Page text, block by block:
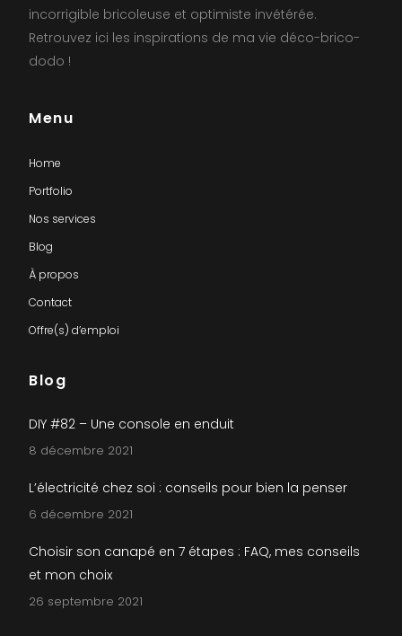
incorrigible bricoleuse et optimiste invétérée.
Retrouvez ici les inspirations de ma vie déco-brico-
dodo !
Menu
Home
Portfolio
Nos services
Blog
À propos
Contact
Offre(s) d’emploi
Blog
DIY #82 – Une console en enduit
8 décembre 2021
L’électricité chez soi : conseils pour bien la penser
6 décembre 2021
Choisir son canapé en 7 étapes : FAQ, mes conseils
et mon choix
26 septembre 2021